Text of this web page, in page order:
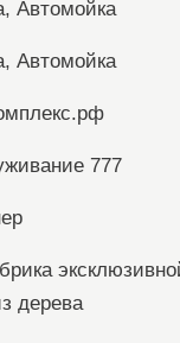
Автомойка
Автомойка
777
дерева